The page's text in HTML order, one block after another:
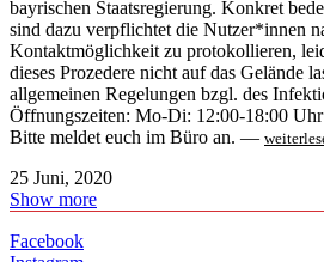
bayrischen Staatsregierung. Konkret
sind dazu verpflichtet die Nutzer*innen
Kontaktmöglichkeit zu protokollieren,
dieses Prozedere nicht auf das Gelände
allgemeinen Regelungen bzgl. des
Öffnungszeiten: Mo-Di: 12:00-18:00
Bitte meldet euch im Büro an. —
25 Juni, 2020
Show more
Facebook